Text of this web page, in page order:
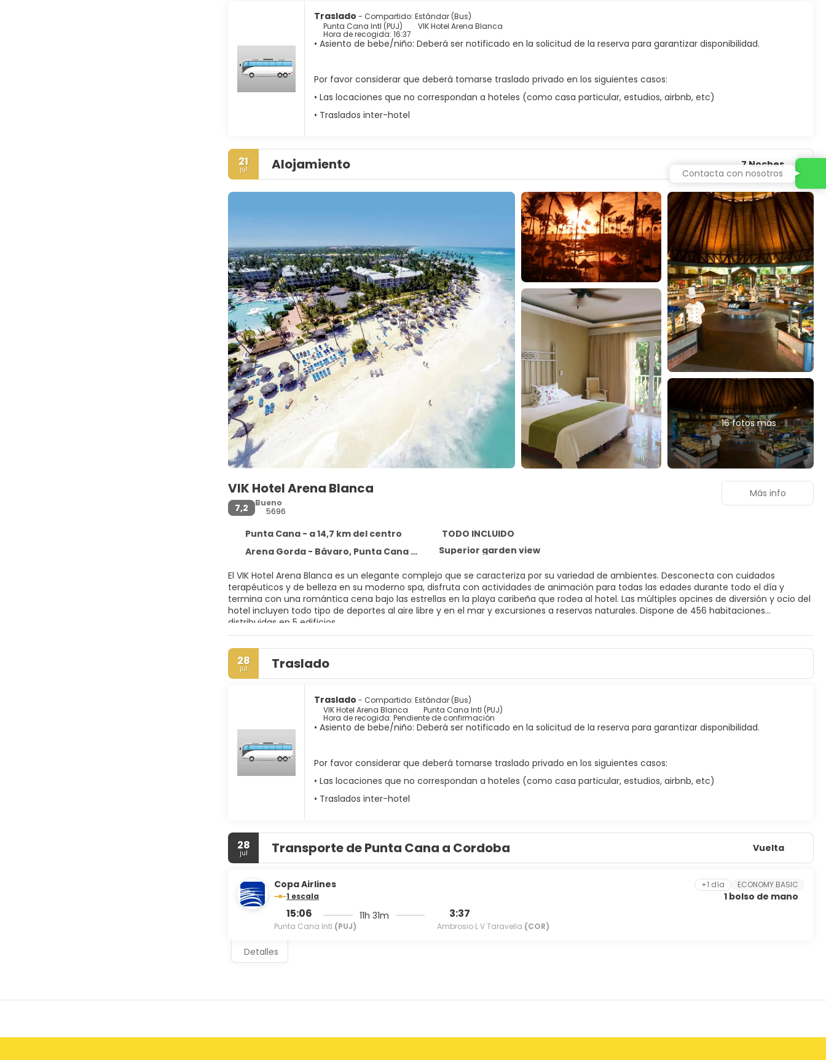
Traslado - Compartido: Estándar (Bus)
Punta Cana Intl (PUJ)
VIK Hotel Arena Blanca
Hora de recogida: 16:37
• Asiento de bebe/niño: Deberá ser notificado en la solicitud de la reserva para garantizar disponibilidad.
Por favor considerar que deberá tomarse traslado privado en los siguientes casos:
• Las locaciones que no correspondan a hoteles (como casa particular, estudios, airbnb, etc)
• Traslados inter-hotel
21
jul Alojamiento 7 Noches
16 fotos más
VIK Hotel Arena Blanca
7,2
Bueno
5696
Punta Cana - a 14,7 km del centro
TODO INCLUIDO
Arena Gorda - Bávaro, Punta Cana 23301
Superior garden view
El VIK Hotel Arena Blanca es un elegante complejo que se caracteriza por su variedad de ambientes. Desconecta con cuidados
terapéuticos y de belleza en su moderno spa, disfruta con actividades de animación para todas las edades durante todo el día y
termina con una romántica cena bajo las estrellas en la playa caribeña que rodea al hotel. Las múltiples opcines de diversión y ocio del
hotel incluyen todo tipo de deportes al aire libre y en el mar y excursiones a reservas naturales. Dispone de 456 habitaciones
distribuidas en 5 edificios.
Más info
28
jul Traslado
Traslado - Compartido: Estándar (Bus)
VIK Hotel Arena Blanca
Punta Cana Intl (PUJ)
Hora de recogida: Pendiente de confirmación
• Asiento de bebe/niño: Deberá ser notificado en la solicitud de la reserva para garantizar disponibilidad.
Por favor considerar que deberá tomarse traslado privado en los siguientes casos:
• Las locaciones que no correspondan a hoteles (como casa particular, estudios, airbnb, etc)
• Traslados inter-hotel
28
jul Transporte de Punta Cana a Cordoba Vuelta
Copa Airlines
1 escala
15:06
Punta Cana Intl (PUJ)
11h 31m 3:37
Ambrosio L V Taravella (COR)
+1 día ECONOMY BASIC
1 bolso de mano
Detalles
Contacta con nosotros